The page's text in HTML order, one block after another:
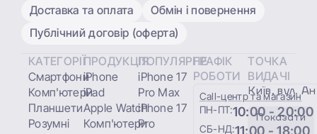
Доставка та оплата
Обмін і повернення
Публічний договір (оферта)
КАТЕГОРІЇ
Смартфони
Комп'ютери
Планшети
Розумні
ПРОДУКЦІЯ
iPhone
iPad
Apple Watch
Комп'ютери
ПОПУЛЯРНЕ
iPhone 17
Pro Max
iPhone 17
Pro
ГРАФІК
РОБОТИ
Сall-центр та магазин
ПН-ПТ:10:00 - 20:00
СБ-НД:11:00 - 18:00
ТОЧКА
ВИДАЧІ
Київ, вул.
Показати